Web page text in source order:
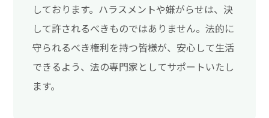
しております。ハラスメントや嫌がらせは、決
して許されるべきものではありません。法的に
守られるべき権利を持つ皆様が、安心して生活
できるよう、法の専門家としてサポートいたし
ます。